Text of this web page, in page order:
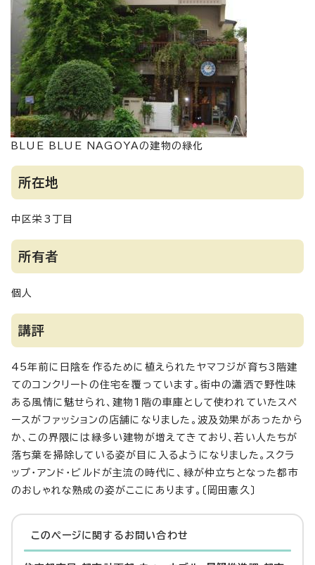
BLUE BLUE NAGOYAの建物の緑化
所在地
中区栄3丁目
所有者
個人
講評
45年前に日陰を作るために植えられたヤマフジが育ち3階建
てのコンクリートの住宅を覆っています。街中の瀟洒で野性味
ある風情に魅せられ、建物1階の車庫として使われていたスペ
ースがファッションの店舗になりました。波及効果があったから
か、この界隈には緑多い建物が増えてきており、若い人たちが
落ち葉を掃除している姿が目に入るようになりました。スクラ
ップ・アンド・ビルドが主流の時代に、緑が仲立ちとなった都市
のおしゃれな熟成の姿がここにあります。〔岡田憲久〕
このページに関する お問い合わせ